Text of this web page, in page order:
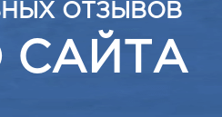
ОТЗЫВОВ
САЙТА